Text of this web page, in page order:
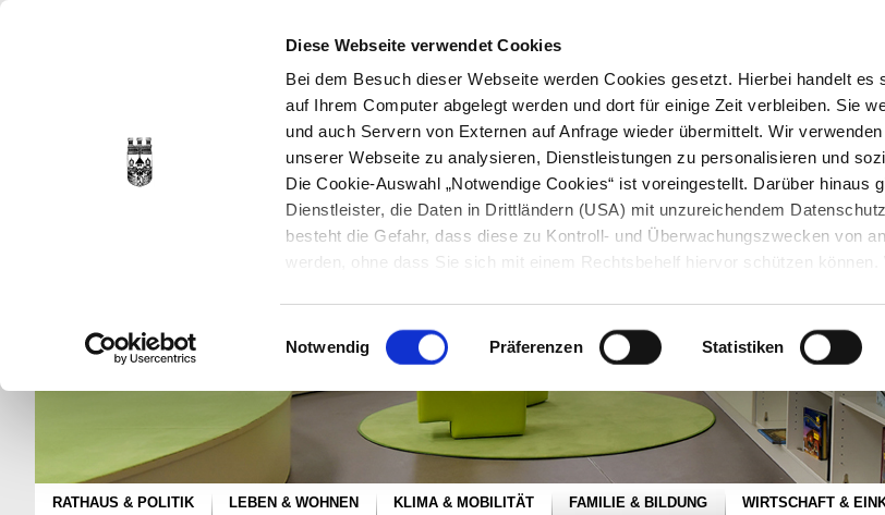
Diese Webseite verwendet Cookies
Bei dem Besuch dieser Webseite werden Cookies gesetzt. Hierbei handelt es
auf Ihrem Computer abgelegt werden und dort für einige Zeit verbleiben. Sie
und auch Servern von Externen auf Anfrage wieder übermittelt. Wir
unserer Webseite zu analysieren, Dienstleistungen zu personalisieren und
Die Cookie-Auswahl „Notwendige Cookies“ ist voreingestellt. Darüber hinaus
Dienstleister, die Daten in Drittländern (USA) mit unzureichendem
besteht die Gefahr, dass diese zu Kontroll- und Überwachungszwecken von
werden, ohne dass Sie sich mit einem Rechtsbehelf hiervor schützen können.
Datenschutzerklärung
entnehmen. Die von Ihnen getroffene Auswahl der
jederzeit mit Wirkung für die Zukunft angepasst oder
werden.
Einwilligungsauswahl
Notwendig Präferenzen Statistiken
STARTSEITE
RATHAUS & POLITIK LEBEN & WOHNEN KLIMA & MOBILITÄT FAMILIE & BILDUNG WIRTSCHAFT &